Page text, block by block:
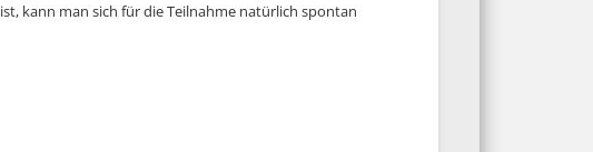
kann man sich für die Teilnahme natürlich spontan